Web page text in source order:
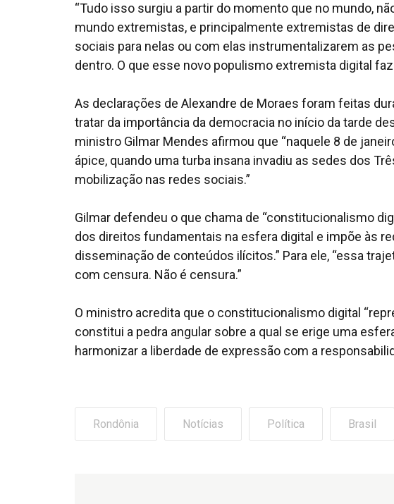
“Tudo isso surgiu a partir do momento que no mundo,
mundo extremistas, e principalmente extremistas de
sociais para nelas ou com elas instrumentalizarem as
dentro. O que esse novo populismo extremista digital
As declarações de Alexandre de Moraes foram feitas
tratar da importância da democracia no início da tarde
ministro Gilmar Mendes afirmou que “naquele 8 de
ápice, quando uma turba insana invadiu as sedes dos
mobilização nas redes sociais.”
Gilmar defendeu o que chama de “constitucionalismo
dos direitos fundamentais na esfera digital e impõe às
disseminação de conteúdos ilícitos.” Para ele, “essa
com censura. Não é censura.”
O ministro acredita que o constitucionalismo digital
constitui a pedra angular sobre a qual se erige uma
harmonizar a liberdade de expressão com a
Rondônia Notícias Política Brasil